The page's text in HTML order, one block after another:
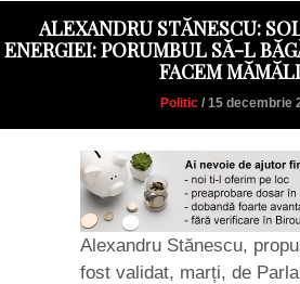
ALEXANDRU STĂNESCU:
ENERGIEI: PORUMBUL SĂ-L
FACEM
Politic/ 15 decembrie
Alexandru Stănescu,
fost validat, marți, de